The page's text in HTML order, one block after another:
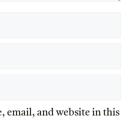
email, and website in this